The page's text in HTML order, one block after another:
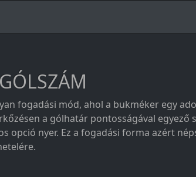
fogadási mód, ahol a bukméker egy
a gólhatár pontosságával
opció nyer. Ez a fogadási forma azért